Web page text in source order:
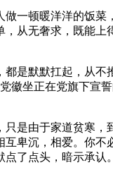
顿暖洋洋的饭菜
从无奢求，既能
默默扛起，从不
徽坐正在党旗下宣
由于家道贫寒，
卑沉，相爱。你不
了点头，暗示承认